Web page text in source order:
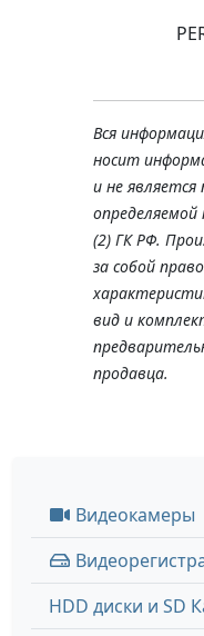
Вся
носит
и не
(2) ГК РФ.
за собой
вид и
продавца.
Видеокамеры
HDD диски и SD